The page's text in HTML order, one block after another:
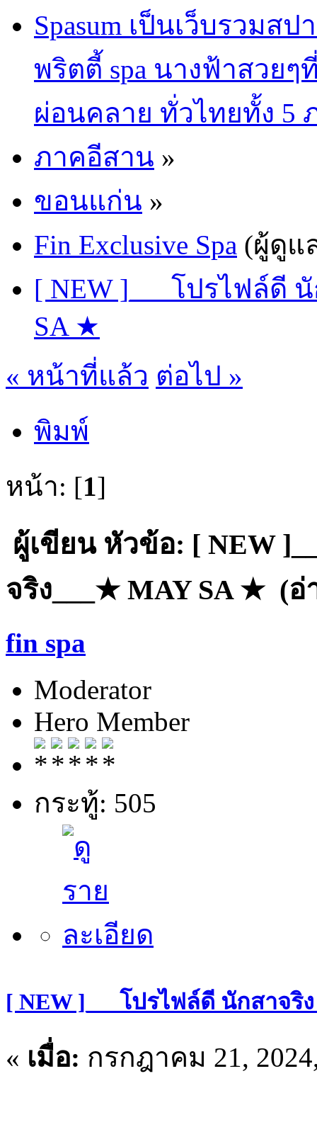
Spasum เป็นเว็บรวม
พริตตี้ spa นางฟ้าสวย
ผ่อนคลาย ทั่วไทยทั้ง 5
ภาคอีสาน »
ขอนแก่น »
Fin Exclusive Spa (ผู้ดูแ
[ NEW ]___โปรไฟล์ดี
SA ★
« หน้าที่แล้ว ต่อไป »
พิมพ์
หน้า: [1]
ผู้เขียนหัวข้อ: [ NEW
จริง___★ MAY SA ★ (อ่
fin spa
Moderator
Hero Member
กระทู้: 505
[ NEW ]___โปรไฟล์ดี นักสาจริ
« เมื่อ: กรกฎาคม 21,